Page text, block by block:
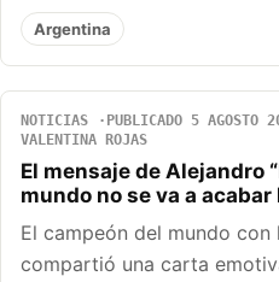
Argentina
NOTICIAS PUBLICADO 5 AGOSTO
VALENTINA ROJAS
El mensaje de Alejandro
mundo no se va a acabar
El campeón del mundo con
compartió una carta